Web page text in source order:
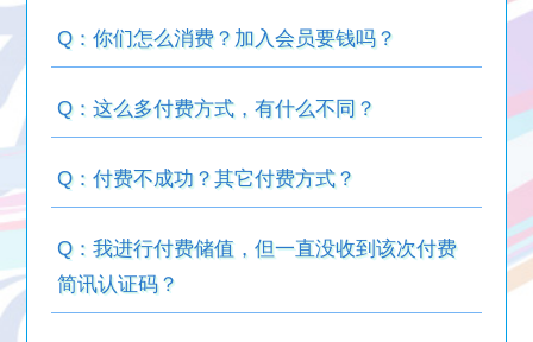
Q：你们怎么消费？加入会员要钱吗？
Q：这么多付费方式，有什么不同？
Q：付费不成功？其它付费方式？
Q：我进行付费储值，但一直没收到该次付费
简讯认证码？